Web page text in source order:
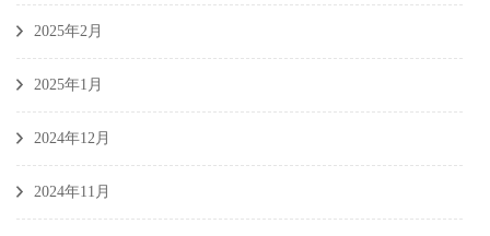
2025年2月
2025年1月
2024年12月
2024年11月